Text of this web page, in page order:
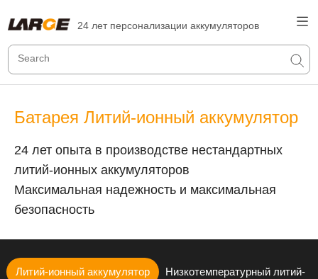
24 лет персонализации аккумуляторов
Батарея Литий-ионный аккумулятор
24 лет опыта в производстве нестандартных
литий-ионных аккумуляторов
Максимальная надежность и максимальная
безопасность
Литий-ионный аккумулятор Низкотемпературный литий-